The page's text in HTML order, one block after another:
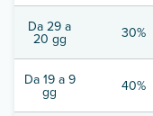
Da 29 a
20 gg 30%
Da 19 a 9
gg 40%